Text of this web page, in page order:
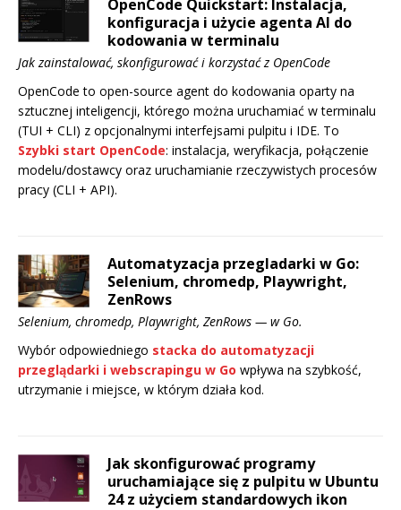
OpenCode Quickstart: Instalacja,
konfiguracja i użycie agenta AI do
kodowania w terminalu
Jak zainstalować, skonfigurować i korzystać z OpenCode
OpenCode to open-source agent do kodowania oparty na
sztucznej inteligencji, którego można uruchamiać w terminalu
(TUI + CLI) z opcjonalnymi interfejsami pulpitu i IDE. To
Szybki start OpenCode: instalacja, weryfikacja, połączenie
modelu/dostawcy oraz uruchamianie rzeczywistych procesów
pracy (CLI + API).
Automatyzacja przegladarki w Go:
Selenium, chromedp, Playwright,
ZenRows
Selenium, chromedp, Playwright, ZenRows — w Go.
Wybór odpowiedniego stacka do automatyzacji
przeglądarki i webscrapingu w Go wpływa na szybkość,
utrzymanie i miejsce, w którym działa kod.
Jak skonfigurować programy
uruchamiające się z pulpitu w Ubuntu
24 z użyciem standardowych ikon